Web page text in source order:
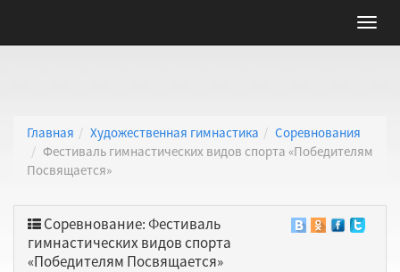
Главная Художественная гимнастика
Соревнования
Фестиваль гимнастических видов спорта «Победителям
Посвящается»
Соревнование: Фестиваль
гимнастических видов спорта
«Победителям Посвящается»